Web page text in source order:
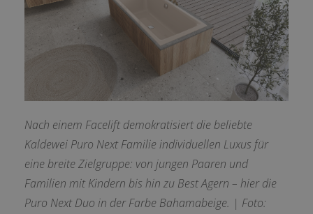
Nach einem Facelift demokratisiert die beliebte
Kaldewei Puro Next Familie individuellen Luxus für
eine breite Zielgruppe: von jungen Paaren und
Familien mit Kindern bis hin zu Best Agern – hier die
Puro Next Duo in der Farbe Bahamabeige. | Foto: